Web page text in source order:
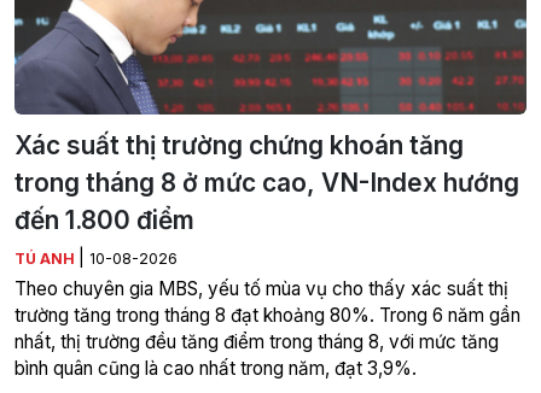
Xác suất thị trường chứng khoán tăng
trong tháng 8 ở mức cao, VN-Index hướng
đến 1.800 điểm
TÚ ANH 10-08-2026
Theo chuyên gia MBS, yếu tố mùa vụ cho thấy xác suất thị
trường tăng trong tháng 8 đạt khoảng 80%. Trong 6 năm gần
nhất, thị trường đều tăng điểm trong tháng 8, với mức tăng
bình quân cũng là cao nhất trong năm, đạt 3,9%.